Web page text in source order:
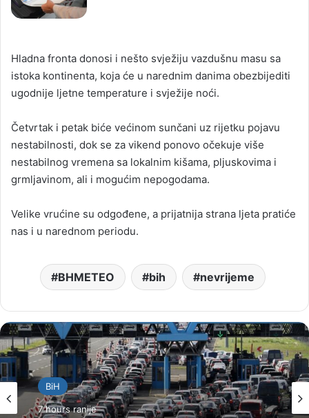
Hladna fronta donosi i nešto svježiju vazdušnu masu sa
istoka kontinenta, koja će u narednim danima obezbijediti
ugodnije ljetne temperature i svježije noći.
Četvrtak i petak biće većinom sunčani uz rijetku pojavu
nestabilnosti, dok se za vikend ponovo očekuje više
nestabilnog vremena sa lokalnim kišama, pljuskovima i
grmljavinom, ali i mogućim nepogodama.
Velike vrućine su odgođene, a prijatnija strana ljeta pratiće
nas i u narednom periodu.
BHMETEO bih nevrijeme
BiH
7 hours ranije